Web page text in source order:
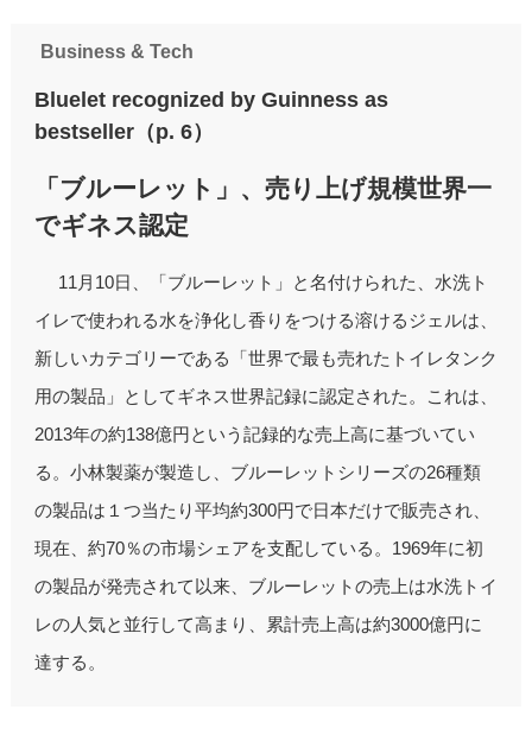
Business & Tech
Bluelet recognized by Guinness as
bestseller（p. 6）
「ブルーレット」、売り上げ規模世界一
でギネス認定
11月10日、「ブルーレット」と名付けられた、水洗ト
イレで使われる水を浄化し香りをつける溶けるジェルは、
新しいカテゴリーである「世界で最も売れたトイレタンク
用の製品」としてギネス世界記録に認定された。これは、
2013年の約138億円という記録的な売上高に基づいてい
る。小林製薬が製造し、ブルーレットシリーズの26種類
の製品は１つ当たり平均約300円で日本だけで販売され、
現在、約70％の市場シェアを支配している。1969年に初
の製品が発売されて以来、ブルーレットの売上は水洗トイ
レの人気と並行して高まり、累計売上高は約3000億円に
達する。